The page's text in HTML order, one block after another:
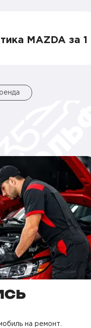
MAZDA за 1
на ремонт.